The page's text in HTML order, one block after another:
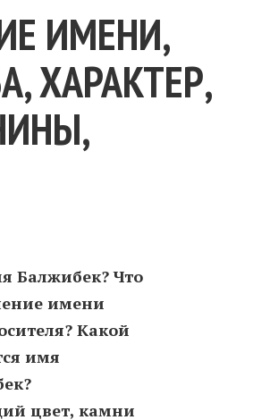
ИМЕНИ,
ХАРАКТЕР,
Балжибек? Что
имени
Какой
имя
цвет, камни